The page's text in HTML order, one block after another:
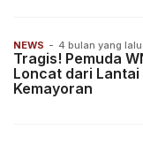
NEWS - 4 bulan yang lalu
Tragis! Pemuda
Loncat dari
Kemayoran